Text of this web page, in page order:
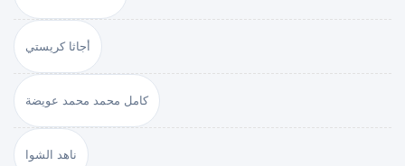
أجاثا كريستي
كامل محمد محمد عويضة
ناهد الشوا